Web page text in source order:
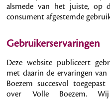
alsmede van het juiste, op
consument afgestemde
Gebruikerservaringen
Deze website publiceert
met daarin de ervaringen
Boezem succesvol
over Volle Boezem.